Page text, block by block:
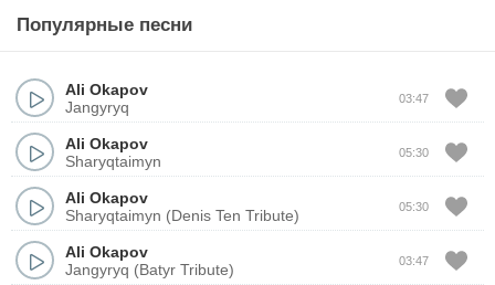
Популярные песни
Ali Okapov
Jangyryq
03:47
Ali Okapov
Sharyqtaimyn
05:30
Ali Okapov
Sharyqtaimyn (Denis Ten Tribute)
05:30
Ali Okapov
Jangyryq (Batyr Tribute)
03:47